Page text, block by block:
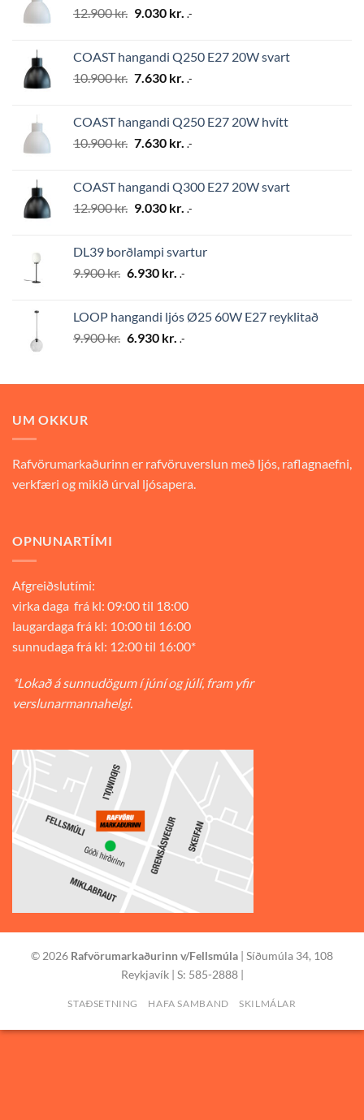
12.900kr. Original
12.900 kr..
9.030 kr. Current
9.030 kr..
.-
COAST hangandi Q250 E27 20W svart
10.900kr. Original
10.900 kr..
7.630 kr. Current
7.630 kr..
.-
COAST hangandi Q250 E27 20W hvítt
10.900kr. Original
10.900 kr..
7.630 kr. Current
7.630 kr..
.-
COAST hangandi Q300 E27 20W svart
12.900kr. Original
12.900 kr..
9.030 kr. Current
9.030 kr..
.-
DL39 borðlampi svartur
9.900kr. Original
9.900 kr..
6.930 kr. Current
6.930 kr..
.-
LOOP hangandi ljós Ø25 60W E27 reyklitað
9.900kr. Original
9.900 kr..
6.930 kr. Current
6.930 kr..
.-
UM OKKUR
Rafvörumarkaðurinn er rafvöruverslun með ljós, raflagnaefni,
verkfæri og mikið úrval ljósapera.
OPNUNARTÍMI
Afgreiðslutími:
virka daga frá kl: 09:00 til 18:00
laugardaga frá kl: 10:00 til 16:00
sunnudaga frá kl: 12:00 til 16:00*
*Lokað á sunnudögum í júní og júlí, fram yfir
verslunarmannahelgi.
© 2026 Rafvörumarkaðurinn v/Fellsmúla | Síðumúla 34, 108
Reykjavík | S: 585-2888 |
STAÐSETNING HAFA SAMBAND SKILMÁLAR